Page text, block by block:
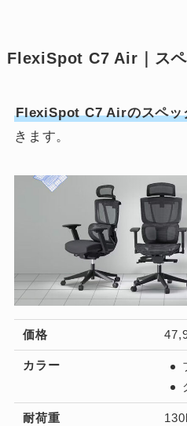
FlexiSpot C7 Air｜スペ
FlexiSpot C7 Airのスペッ
きます。
価格
カラー
耐荷重